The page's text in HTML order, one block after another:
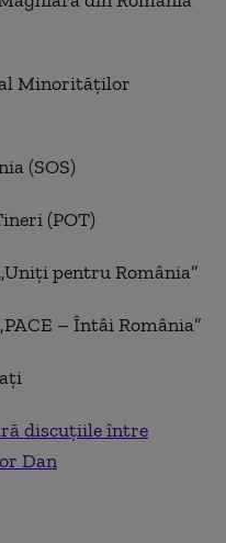
Minorităților
(SOS)
(POT)
pentru România”
– Întâi România”
discuțiile între
Dan